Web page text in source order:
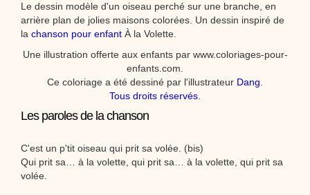
Le dessin modèle d'un oiseau perché sur une branche, en
arrière plan de jolies maisons colorées. Un dessin inspiré de
la chanson pour enfant À la Volette.
Une illustration offerte aux enfants par www.coloriages-pour-
enfants.com.
Ce coloriage a été dessiné par l'illustrateur Dang
Tous droits réservés
Les paroles de la chanson
C'est un p'tit oiseau qui prit sa volée. (bis)
Qui prit sa… à la volette, qui prit sa… à la volette, qui prit sa
volée.